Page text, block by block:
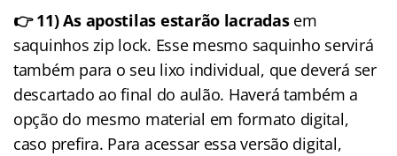
👉 11) As apostilas estarão lacradasem
saquinhos zip lock. Esse mesmo saquinho servirá
também para o seu lixo individual, que deverá ser
descartado ao final do aulão. Haverá também a
opção do mesmo material em formato digital,
caso prefira. Para acessar essa versão digital,